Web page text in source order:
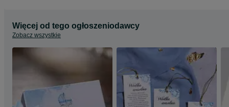
Więcej od tego ogłoszeniodawcy
Zobacz wszystkie